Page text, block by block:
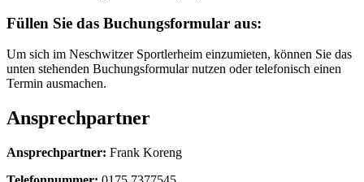
Füllen Sie das Buchungsformular aus:
Um sich im Neschwitzer Sportlerheim einzumieten, können Sie das
unten stehenden Buchungsformular nutzen oder telefonisch einen
Termin ausmachen.
Ansprechpartner
Ansprechpartner: Frank Koreng